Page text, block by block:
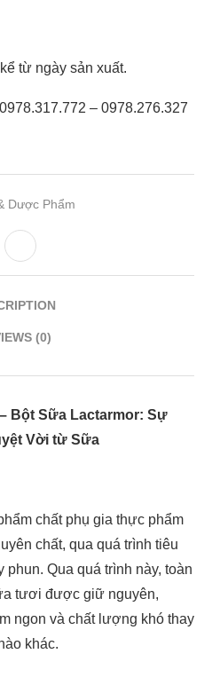
từ ngày sản xuất.
– 0978.276.327
Dược Phẩm
(0)
Bột Sữa Lactarmor: Sự
Vời từ Sữa
chất phụ gia thực phẩm
chất, qua quá trình tiêu
phun. Qua quá trình này, toàn
tươi được giữ nguyên,
ngon và chất lượng khó thay
khác.